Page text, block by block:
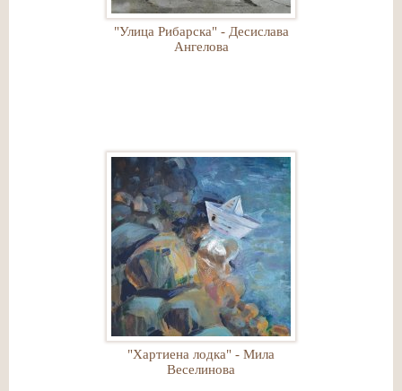
"Улица Рибарска" - Десислава
Ангелова
"Хартиена лодка" - Мила
Веселинова